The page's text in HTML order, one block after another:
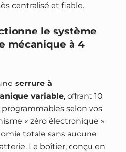
centralisé et fiable.
le système
mécanique à 4
serrure à
variable, offrant 10
selon vos
« zéro électronique »
totale sans aucune
Le boîtier, conçu en